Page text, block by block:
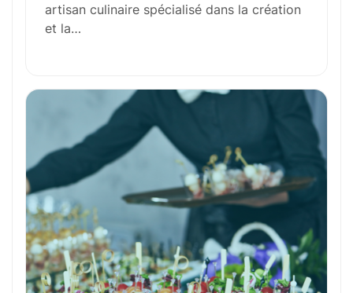
Formation et Qualifications
Perspectives de carrière
Avantages
artisan culinaire spécialisé dans la création
et la…